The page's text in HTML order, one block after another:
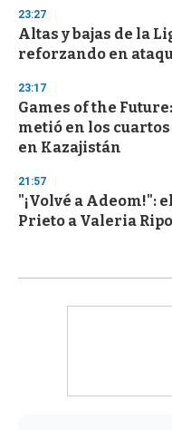
23:27
Altas y bajas de la
reforzando en
23:17
Games of the
metió en los
en Kazajistán
21:57
"¡Volvé a Adeom!":
Prieto a Valeria